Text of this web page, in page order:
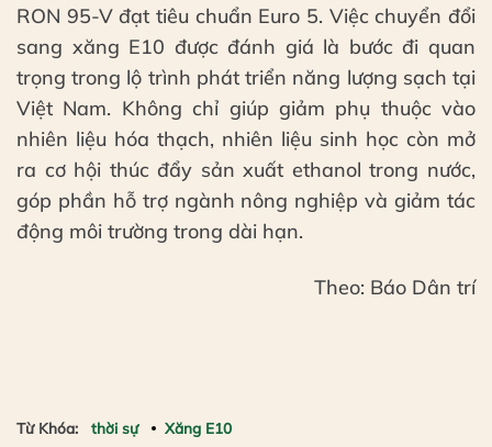
RON 95-V đạt tiêu chuẩn Euro 5. Việc chuyển đổi
sang xăng E10 được đánh giá là bước đi quan
trọng trong lộ trình phát triển năng lượng sạch tại
Việt Nam. Không chỉ giúp giảm phụ thuộc vào
nhiên liệu hóa thạch, nhiên liệu sinh học còn mở
ra cơ hội thúc đẩy sản xuất ethanol trong nước,
góp phần hỗ trợ ngành nông nghiệp và giảm tác
động môi trường trong dài hạn.
Theo: Báo Dân trí
Từ Khóa: thời sự Xăng E10